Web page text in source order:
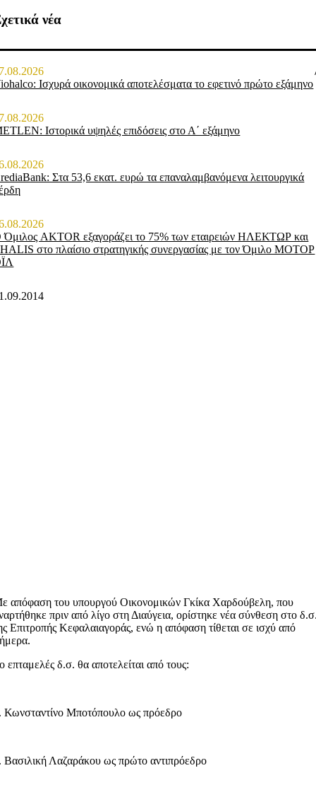
νέα
Ισχυρά οικονομικά αποτελέσματα το εφετινό πρώτο εξάμηνο
Ιστορικά υψηλές επιδόσεις στο Α΄ εξάμηνο
Στα 53,6 εκατ. ευρώ τα επαναλαμβανόμενα λειτουργικά
AKTOR εξαγοράζει το 75% των εταιρειών ΗΛΕΚΤΩΡ και
στο πλαίσιο στρατηγικής συνεργασίας με τον Όμιλο ΜΟΤΟΡ
απόφαση του υπουργού Οικονομικών Γκίκα Χαρδούβελη, που
πριν από λίγο στη Διαύγεια, ορίστηκε νέα σύνθεση στο
Επιτροπής Κεφαλαιαγοράς, ενώ η απόφαση τίθεται σε ισχύ από
επταμελές δ.σ. θα αποτελείται από τους:
Κωνσταντίνο Μποτόπουλο ως πρόεδρο
Βασιλική Λαζαράκου ως πρώτο αντιπρόεδρο